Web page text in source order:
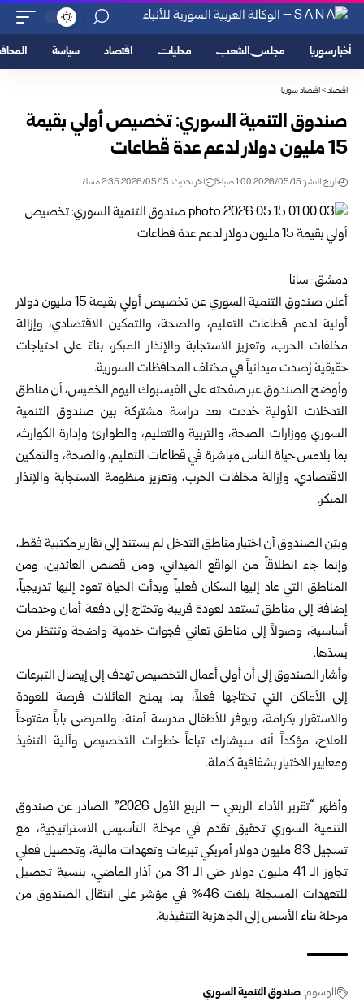
أخبار سوريا مجلس الشعب محليات اقتصاد سياسة
اقتصاد>اقتصاد سوريا
صندوق التنمية السوري: تخصيص أولي بقيمة
15 مليون دولار لدعم عدة قطاعات
تاريخ النشر: 2026/05/15 1:00 صباحًا اخر تحديث: 2026/05/15 2:35 مساءً
دمشق-سانا
أعلن صندوق التنمية السوري
عن تخصيص أولي بقيمة 15 مليون دولار
أولية لدعم قطاعات التعليم، والصحة، والتمكين الاقتصادي، وإزالة
مخلفات الحرب، وتعزيز الاستجابة والإنذار المبكر، بناءً على احتياجات
حقيقية رُصدت ميدانياً في مختلف المحافظات السورية.
وأوضح الصندوق عبر صفحته على الفيسبوك اليوم الخميس، أن مناطق
التدخلات الأولية حُددت بعد دراسة مشتركة بين صندوق التنمية
السوري ووزارات الصحة، والتربية والتعليم، والطوارئ وإدارة الكوارث،
بما يلامس حياة الناس مباشرة في قطاعات التعليم، والصحة، والتمكين
الاقتصادي، وإزالة مخلفات الحرب، وتعزيز منظومة الاستجابة والإنذار
المبكر.
وبيّن الصندوق أن اختيار مناطق التدخل لم يستند إلى تقارير مكتبية فقط،
وإنما جاء انطلاقاً من الواقع الميداني، ومن قصص العائدين، ومن
المناطق التي عاد إليها السكان فعلياً وبدأت الحياة تعود إليها تدريجياً،
إضافة إلى مناطق تستعد لعودة قريبة وتحتاج إلى دفعة أمان وخدمات
أساسية، وصولاً إلى مناطق تعاني فجوات خدمية واضحة وتنتظر من
يسدّها.
وأشار الصندوق إلى أن أولى أعمال التخصيص تهدف إلى إيصال التبرعات
إلى الأماكن التي تحتاجها فعلاً، بما يمنح العائلات فرصة للعودة
والاستقرار بكرامة، ويوفر للأطفال مدرسة آمنة، وللمرضى باباً مفتوحاً
للعلاج، مؤكداً أنه سيشارك تباعاً خطوات التخصيص وآلية التنفيذ
ومعايير الاختيار بشفافية كاملة.
وأظهر “تقرير الأداء الربعي – الربع الأول 2026” الصادر عن صندوق
التنمية السوري تحقيق تقدم في مرحلة التأسيس الاستراتيجية، مع
تسجيل 83 مليون دولار أمريكي تبرعات وتعهدات مالية، وتحصيل فعلي
تجاوز الـ 41 مليون دولار حتى الـ 31 من آذار الماضي، بنسبة تحصيل
للتعهدات المسجلة بلغت 46% في مؤشر على انتقال الصندوق من
مرحلة بناء الأسس إلى الجاهزية التنفيذية.
الوسوم:صندوق التنمية السوري